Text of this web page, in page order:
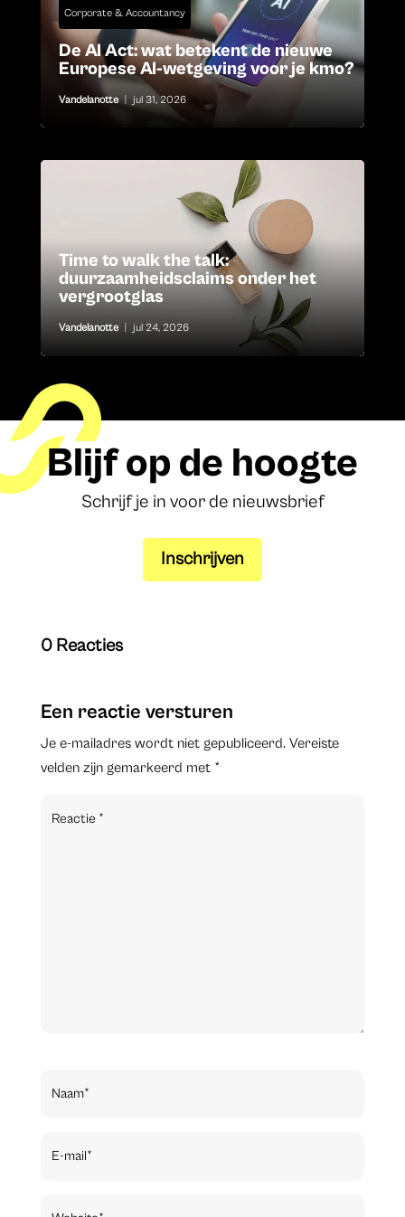
Corporate & Accountancy
De AI Act: wat betekent de nieuwe
Europese AI-wetgeving voor je kmo?
Vandelanotte jul 31, 2026
Time to walk the talk:
duurzaamheidsclaims onder het
vergrootglas
Vandelanotte jul 24, 2026
Blijf op de hoogte
Schrijf je in voor de nieuwsbrief
Inschrijven
0 Reacties
Een reactie versturen
Je e-mailadres wordt niet gepubliceerd. Vereiste
velden zijn gemarkeerd met *